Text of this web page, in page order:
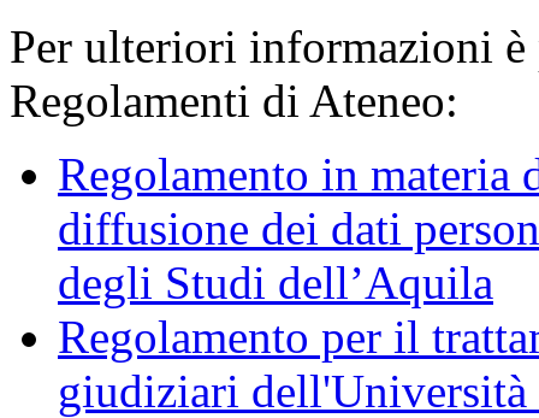
Per ulteriori informazioni è
Regolamenti di Ateneo:
Regolamento in materia
diffusione dei dati
degli Studi dell’Aquila
Regolamento per il
giudiziari